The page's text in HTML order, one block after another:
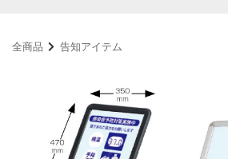
全商品 告知アイテム